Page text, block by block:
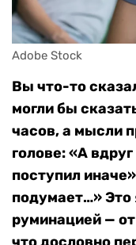
Adobe Stock
Вы что-то
могли бы
часов, а мысли
голове: «А
поступил
подумает…»
руминацией —